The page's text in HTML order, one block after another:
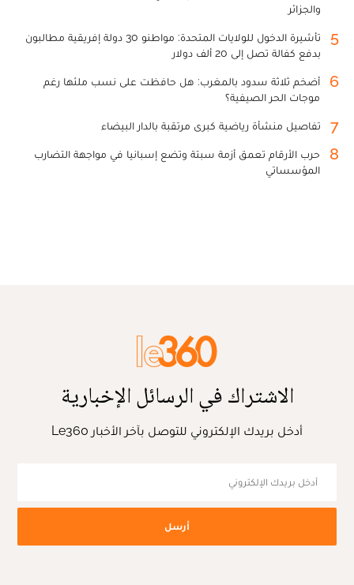
والجزائر
5
تأشيرة الدخول للولايات المتحدة: مواطنو 30 دولة إفريقية مطالبون
بدفع كفالة تصل إلى 20 ألف دولار
6
أضخم ثلاثة سدود بالمغرب: هل حافظت على نسب ملئها رغم
موجات الحر الصيفية؟
7 تفاصيل منشأة رياضية كبرى مرتقبة بالدار البيضاء
8
حرب الأرقام تعمق أزمة سبتة وتضع إسبانيا في مواجهة التضارب
المؤسساتي
الاشتراك في الرسائل الإخبارية
أدخل بريدك الإلكتروني للتوصل بآخر الأخبار Le360
أرسل